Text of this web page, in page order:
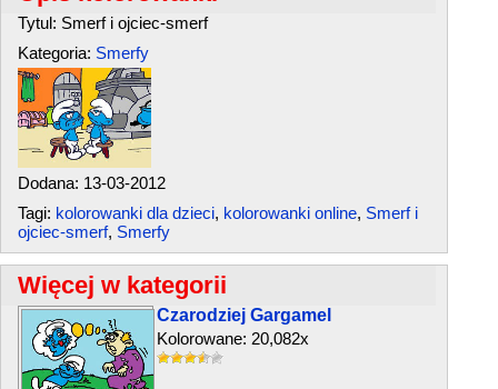
Tytul: Smerf i ojciec-smerf
Kategoria: Smerfy
Dodana: 13-03-2012
Tagi: kolorowanki dla dzieci, kolorowanki online, Smerf i
ojciec-smerf, Smerfy
Więcej w kategorii
Czarodziej Gargamel
Kolorowane: 20,082x